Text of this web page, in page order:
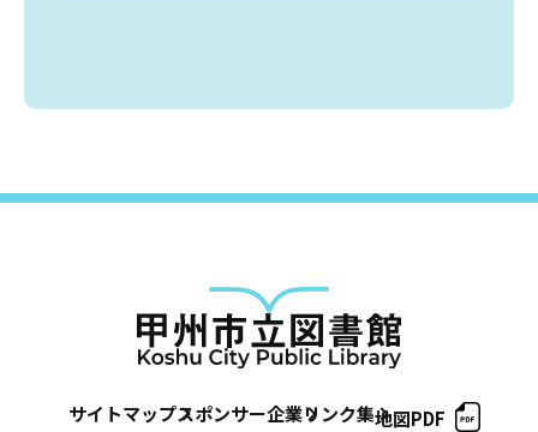
サイトマップスポンサー企業リンク集地図PDF